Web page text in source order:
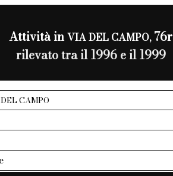
Attività inVIA DEL CAMPO,76r
rilevato tra il 1996 e il 1999
CAMPO